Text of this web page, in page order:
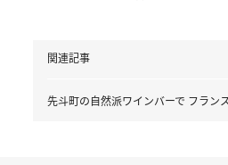
関連記事
先斗町の自然派ワインバーで フラン